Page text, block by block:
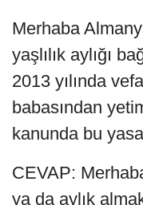
Merhaba
yaşlılık aylığı
2013 yılında
babasından
kanunda bu
CEVAP:
ya da aylık